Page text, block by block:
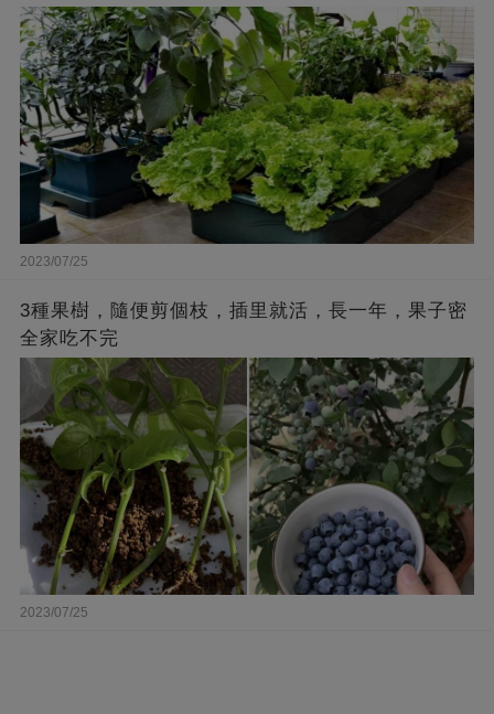
2023/07/25
3種果樹，隨便剪個枝，插里就活，長一年，果子密
全家吃不完
2023/07/25